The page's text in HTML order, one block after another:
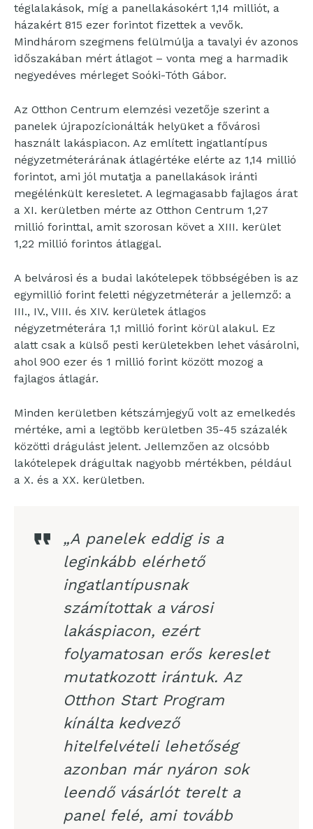
téglalakások, míg a panellakásokért 1,14 milliót, a
házakért 815 ezer forintot fizettek a vevők.
Mindhárom szegmens felülmúlja a tavalyi év azonos
időszakában mért átlagot – vonta meg a harmadik
negyedéves mérleget Soóki-Tóth Gábor.
Az Otthon Centrum elemzési vezetője szerint a
panelek újrapozícionálták helyüket a fővárosi
használt lakáspiacon. Az említett ingatlantípus
négyzetméterárának átlagértéke elérte az 1,14 millió
forintot, ami jól mutatja a panellakások iránti
megélénkült keresletet. A legmagasabb fajlagos árat
a XI. kerületben mérte az Otthon Centrum 1,27
millió forinttal, amit szorosan követ a XIII. kerület
1,22 millió forintos átlaggal.
A belvárosi és a budai lakótelepek többségében is az
egymillió forint feletti négyzetméterár a jellemző: a
III., IV., VIII. és XIV. kerületek átlagos
négyzetméterára 1,1 millió forint körül alakul. Ez
alatt csak a külső pesti kerületekben lehet vásárolni,
ahol 900 ezer és 1 millió forint között mozog a
fajlagos átlagár.
Minden kerületben kétszámjegyű volt az emelkedés
mértéke, ami a legtöbb kerületben 35-45 százalék
közötti drágulást jelent. Jellemzően az olcsóbb
lakótelepek drágultak nagyobb mértékben, például
a X. és a XX. kerületben.
„A panelek eddig is a
leginkább elérhető
ingatlantípusnak
számítottak a városi
lakáspiacon, ezért
folyamatosan erős kereslet
mutatkozott irántuk. Az
Otthon Start Program
kínálta kedvező
hitelfelvételi lehetőség
azonban már nyáron sok
leendő vásárlót terelt a
panel felé, ami tovább